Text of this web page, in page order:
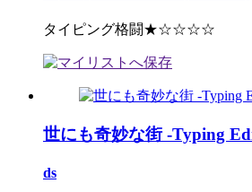
タイピング格闘★☆☆☆☆
世にも奇妙な街 -Typing
ds